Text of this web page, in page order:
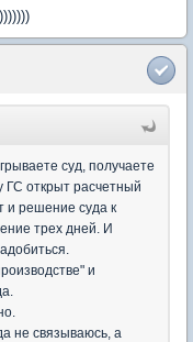
суд, получаете
ГС открыт расчетный
и решение суда к
трех дней. И
и
не связываюсь, а